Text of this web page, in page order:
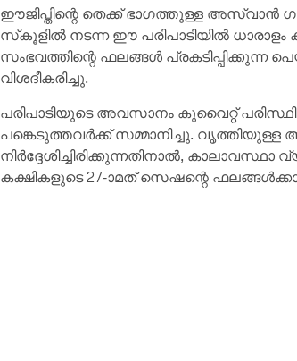
ഈജിപ്തിന്റെ തെക്ക് ഭാഗത്തുള്ള
സ്‌കൂളിൽ നടന്ന ഈ പരിപാടിയിൽ
സംഭവത്തിന്റെ ഫലങ്ങൾ
വിശദീകരിച്ചു.
പരിപാടിയുടെ അവസാനം കുവൈറ്റ്
പങ്കെടുത്തവർക്ക് സമ്മാനിച്ചു. വൃത്തിയുള്ള
നിർദ്ദേശിച്ചിരിക്കുന്നതിനാൽ,
കക്ഷികളുടെ 27-ാമത് സെഷന്റെ